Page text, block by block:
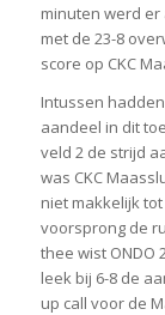
minuten werd er
met de 23-8
score op CKC
Intussen
aandeel in dit
veld 2 de strijd
was CKC
niet makkelijk
voorsprong de
thee wist ONDO
leek bij 6-8 de
up call voor de